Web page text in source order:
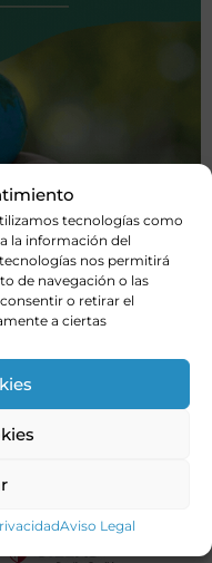
tecnologías como
la información del
nos permitirá
de navegación o las
o retirar el
a ciertas
Aviso Legal